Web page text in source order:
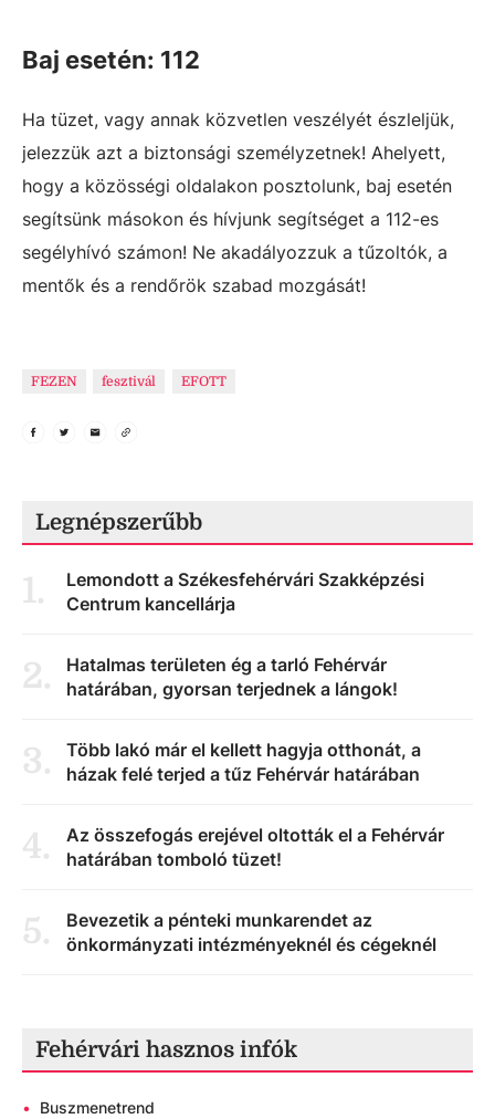
Baj esetén: 112
Ha tüzet, vagy annak közvetlen veszélyét észleljük,
jelezzük azt a biztonsági személyzetnek! Ahelyett,
hogy a közösségi oldalakon posztolunk, baj esetén
segítsünk másokon és hívjunk segítséget a 112-es
segélyhívó számon! Ne akadályozzuk a tűzoltók, a
mentők és a rendőrök szabad mozgását!
FEZEN fesztivál EFOTT
Legnépszerűbb
1.
Lemondott a Székesfehérvári Szakképzési
Centrum kancellárja
2.
Hatalmas területen ég a tarló Fehérvár
határában, gyorsan terjednek a lángok!
3.
Több lakó már el kellett hagyja otthonát, a
házak felé terjed a tűz Fehérvár határában
4.
Az összefogás erejével oltották el a Fehérvár
határában tomboló tüzet!
5.
Bevezetik a pénteki munkarendet az
önkormányzati intézményeknél és cégeknél
Fehérvári hasznos infók
• Buszmenetrend